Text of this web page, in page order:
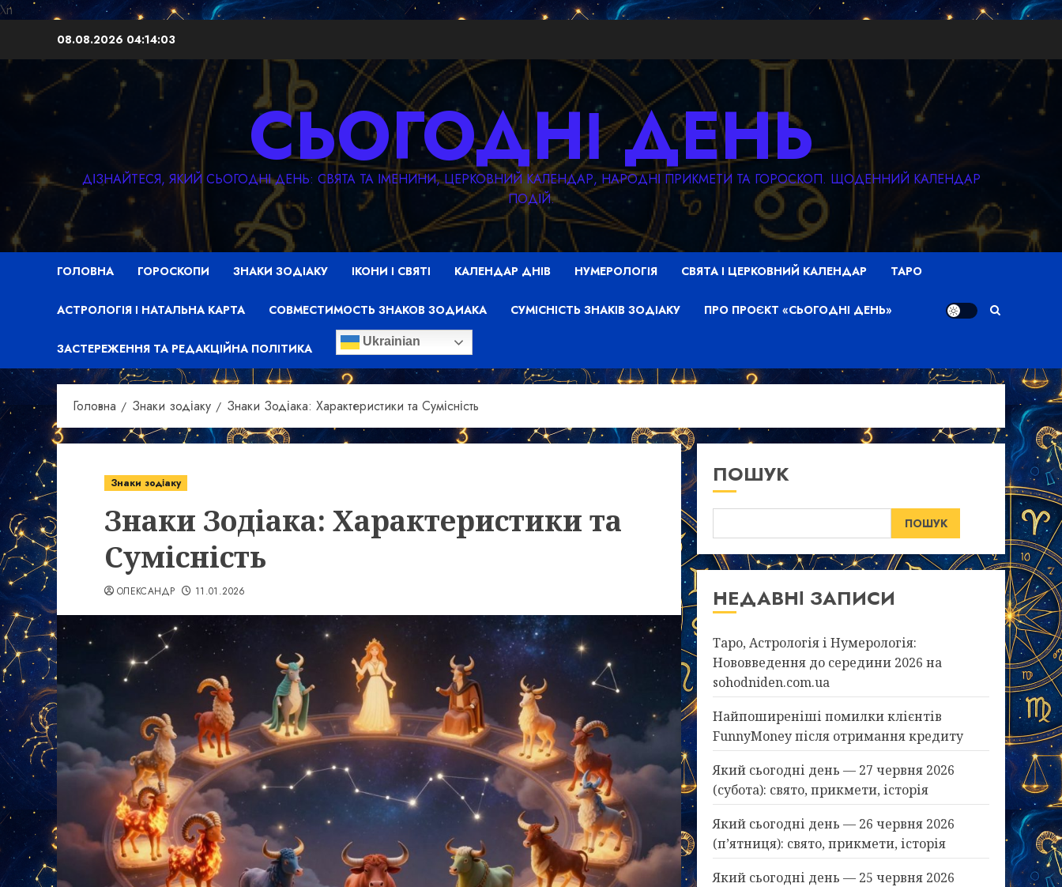
\n
вмісту
08.08.2026 04:14:05
СЬОГОДНІ ДЕНЬ
ДІЗНАЙТЕСЯ, ЯКИЙ СЬОГОДНІ ДЕНЬ: СВЯТА ТА ІМЕНИНИ, ЦЕРКОВНИЙ КАЛЕНДАР, НАРОДНІ ПРИКМЕТИ ТА ГОРОСКОП. ЩОДЕННИЙ КАЛЕНДАР
ПОДІЙ.
ГОЛОВНА ГОРОСКОПИ ЗНАКИ ЗОДІАКУ ІКОНИ І СВЯТІ КАЛЕНДАР ДНІВ НУМЕРОЛОГІЯ СВЯТА І ЦЕРКОВНИЙ КАЛЕНДАР ТАРО
АСТРОЛОГІЯ І НАТАЛЬНА КАРТА СОВМЕСТИМОСТЬ ЗНАКОВ ЗОДИАКА СУМІСНІСТЬ ЗНАКІВ ЗОДІАКУ ПРО ПРОЄКТ «СЬОГОДНІ ДЕНЬ»
ЗАСТЕРЕЖЕННЯ ТА РЕДАКЦІЙНА ПОЛІТИКА Ukrainian
Головна Знаки зодіаку Знаки Зодіака: Характеристики та Сумісність
Знаки зодіаку
Знаки Зодіака: Характеристики та
Сумісність
ОЛЕКСАНДР 11.01.2026
ПОШУК
ПОШУК
НЕДАВНІ ЗАПИСИ
Таро, Астрологія і Нумерологія:
Нововведення до середини 2026 на
sohodniden.com.ua
Найпоширеніші помилки клієнтів
FunnyMoney після отримання кредиту
Який сьогодні день — 27 червня 2026
(субота): свято, прикмети, історія
Який сьогодні день — 26 червня 2026
(п’ятниця): свято, прикмети, історія
Який сьогодні день — 25 червня 2026